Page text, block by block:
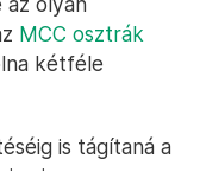
MCC osztrák
kétféle
is tágítaná a